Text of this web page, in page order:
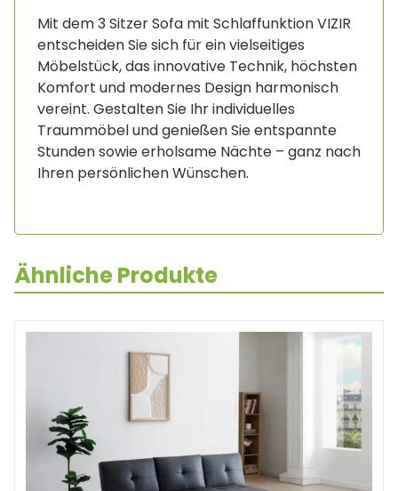
Mit dem 3 Sitzer Sofa mit Schlaffunktion VIZIR
entscheiden Sie sich für ein vielseitiges
Möbelstück, das innovative Technik, höchsten
Komfort und modernes Design harmonisch
vereint. Gestalten Sie Ihr individuelles
Traummöbel und genießen Sie entspannte
Stunden sowie erholsame Nächte – ganz nach
Ihren persönlichen Wünschen.
Ähnliche Produkte